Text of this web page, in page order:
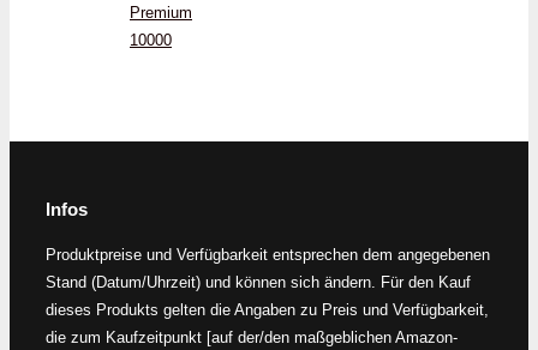
Premium
10000
Infos
Produktpreise und Verfügbarkeit entsprechen dem angegebenen
Stand (Datum/Uhrzeit) und können sich ändern. Für den Kauf
dieses Produkts gelten die Angaben zu Preis und Verfügbarkeit,
die zum Kaufzeitpunkt [auf der/den maßgeblichen Amazon-